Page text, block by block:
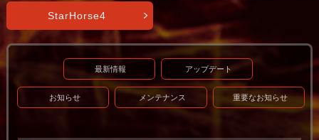
StarHorse4
最新情報 アップデート
お知らせ メンテナンス 重要なお知らせ